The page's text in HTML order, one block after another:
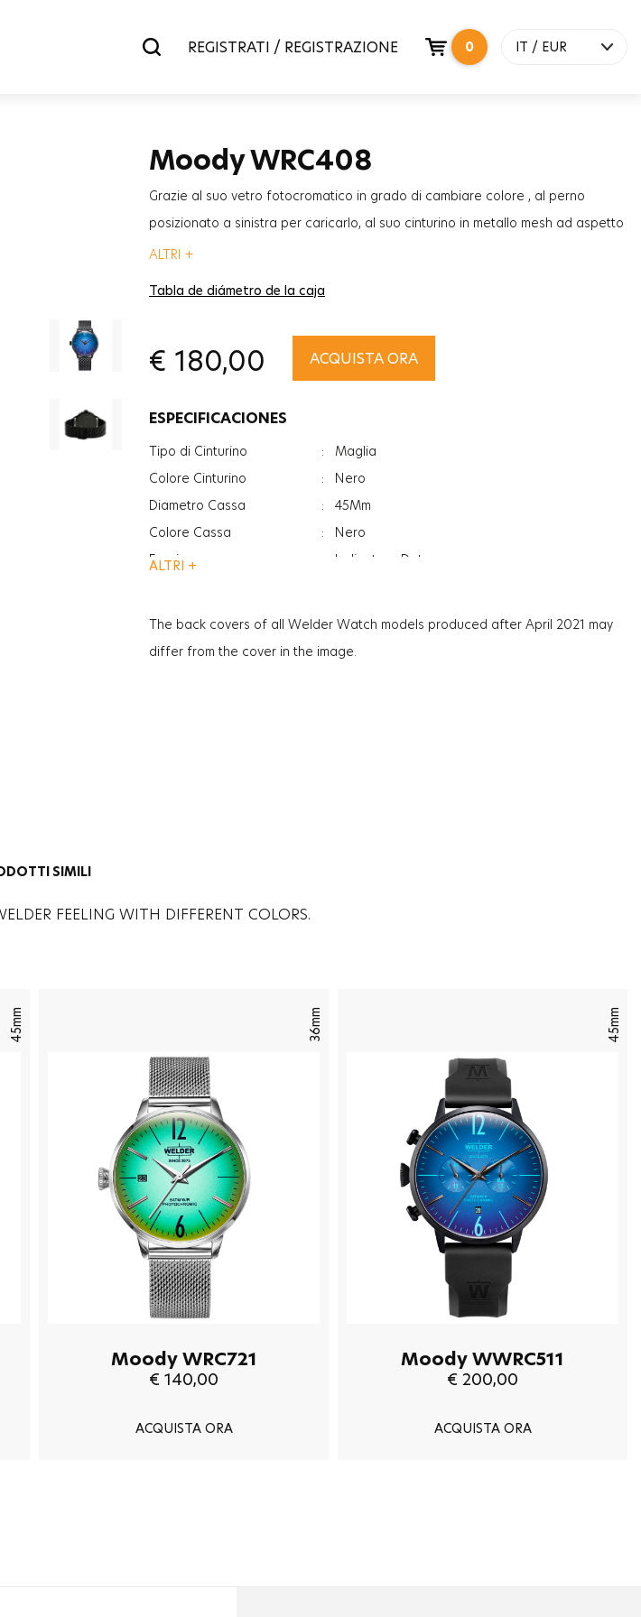
REGISTRATI / REGISTRAZIONE 0 IT / EUR
Moody WRC408
Grazie al suo vetro fotocromatico in grado di cambiare colore , al perno
posizionato a sinistra per caricarlo, al suo cinturino in metallo mesh ad aspetto
“cool”, la collezione “Breezy” Welder Moody sarà l'accessorio più alla moda
ALTRI +
Tabla de diámetro de la caja
€ 180,00 ACQUISTA ORA
ESPECIFICACIONES
Tipo di Cinturino :
Maglia
Colore Cinturino
:
Nero
Diametro Cassa
:
45Mm
Colore Cassa
:
Nero
Funzione
Indicatore Data
ALTRI +
The back covers of all Welder Watch models produced after April 2021 may
differ from the cover in the image.
SIMILI
FEELING WITH DIFFERENT COLORS.
45mm 36mm
Moody WRC721
€ 140,00
ACQUISTA ORA
45mm
Moody WWRC511
€ 200,00
ACQUISTA ORA